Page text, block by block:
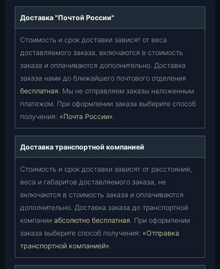
Доставка "Почтой России"
Стоимость и срок доставки зависят от веса
доставляемого заказа, включаются в стоимость
заказа и оплачиваются дополнительно. Доставка
заказа нами до ближайшего почтового отделения
бесплатная. Мы не отправляем заказы наложенным
платежом. При оформлении заказа выберите способ
получения: «Почта России».
Доставка транспортной компанией
Стоимость и срок доставки зависят от расстояния,
веса и габаритов доставляемого заказа, не
включаются в стоимость заказа и оплачиваются
дополнительно. Доставка заказа до транспортной
компании абсолютно бесплатная. При оформлении
заказа выберите способ получения: «Отправка
транспортной компанией».